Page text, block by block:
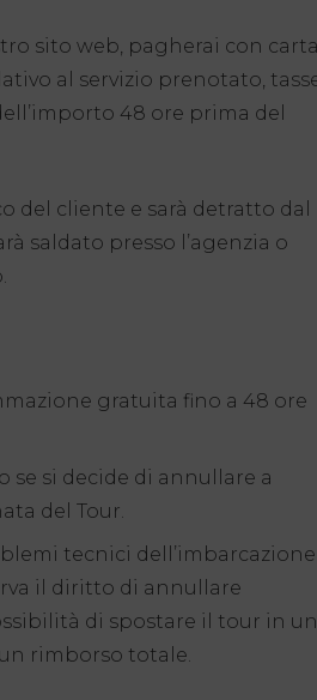
sito web, pagherai con carta
al servizio prenotato,
48 ore prima del
del cliente e sarà detratto dal
saldato presso l’agenzia o
gratuita fino a 48 ore
se si decide di annullare a
del Tour.
tecnici dell’imbarcazione
il diritto di annullare
di spostare il tour in un
rimborso totale.